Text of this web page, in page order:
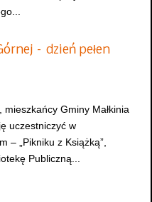
– dzień pełen
Gminy Małkinia
uczestniczyć w
– „Pikniku z Książką”,
Publiczną...